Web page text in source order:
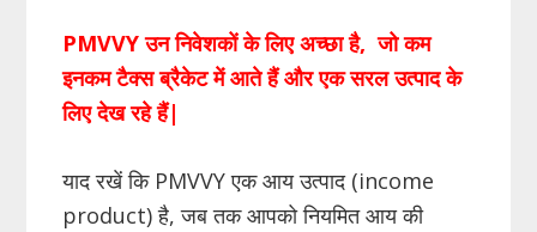
PMVVY उन निवेशकों के लिए अच्छा है, जो कम
इनकम टैक्स ब्रैकेट में आते हैं और एक सरल उत्पाद के
लिए देख रहे हैं|
याद रखें कि PMVVY एक आय उत्पाद (income
product) है, जब तक आपको नियमित आय की